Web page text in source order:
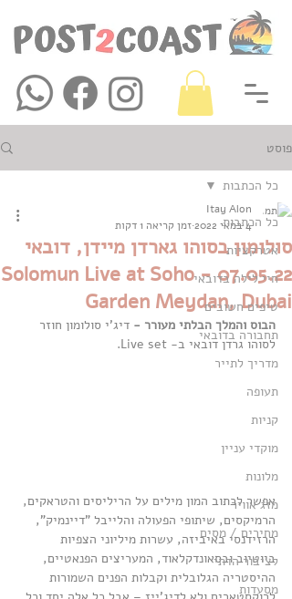
פוסט
כל הכתבות
אטרקציות
חיי לילה בדובאי
טיפים חשובים
תחבורה בדובאי
מדריך לתייר
תעופה
קניות
מוקדי עניין
מלונות
מזג אוויר
מחירים / מסים
לציבור הדתי
מסעדות
כל הכתבות
סולומון בסוהו גארדן מיידן, דובאי
07.05.22 - Solomun Live at Soho
Garden Meydan, Dubai
Itay Alon
4 במאי 2022
זמן קריאה 1 דקות
הבוס והמלך הבלתי מעורר - דיג'י סולומון חוזר
לסוהו גרדן דובאי ב- Live set.
אפשר לכתוב המון מילים על הריליסים והטראקים,
הרמיקסים, שיתופי הפעולה והלייבל "דיינמיק",
הרזידנסי באיביזה, עשרות מיליוני הצפיות
ביוטיוב ובסאונדקלאוד, המעריצים הפנאטיים,
ההיסטריה הגלובלית וקבלות הפנים השמורות